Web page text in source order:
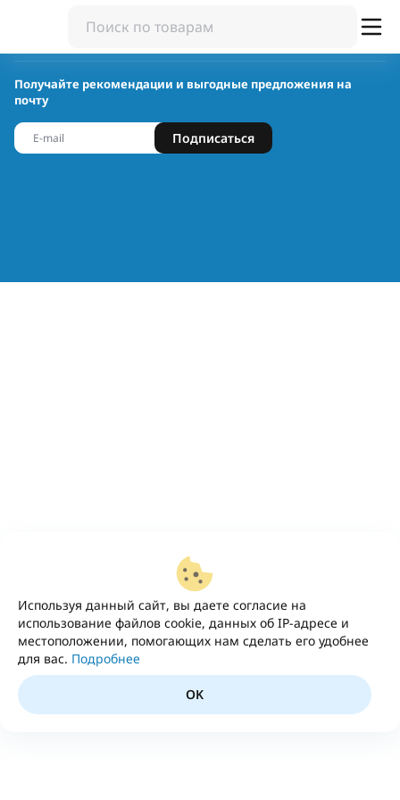
Используя данный сайт, вы даете согласие на
использование файлов cookie, данных об IP-адресе и
местоположении, помогающих нам сделать его удобнее
для вас. Подробнее
OK
Получайте рекомендации и выгодные предложения на
почту
Подписаться